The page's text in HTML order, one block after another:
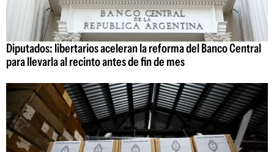
Diputados: libertarios aceleran la reforma del Banco Central
para llevarla al recinto antes de fin de mes